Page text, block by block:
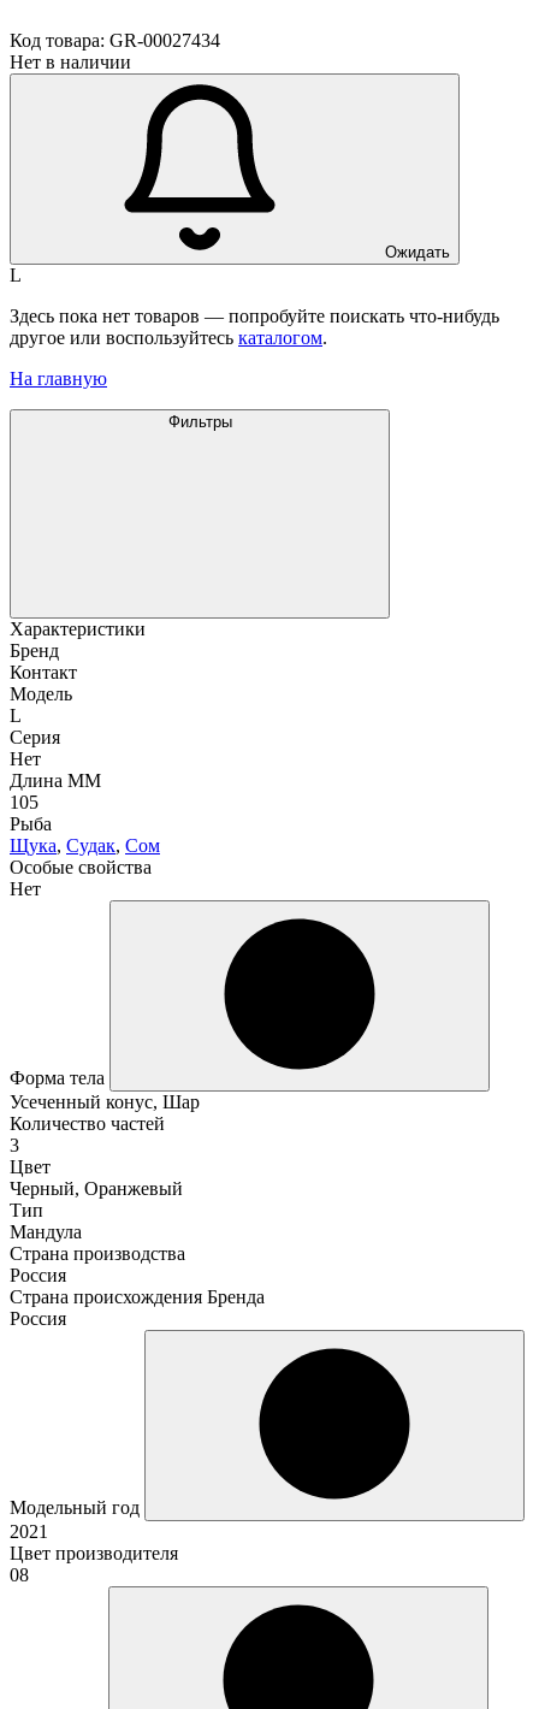
Код товара: GR-00027434
Нет в наличии
Ожидать
L
Здесь пока нет товаров — попробуйте поискать что-нибудь
другое или воспользуйтесь каталогом.
На главную
Фильтры
Характеристики
Бренд
Контакт
Модель
L
Серия
Нет
Длина ММ
105
Рыба
Щука, Судак, Сом
Особые свойства
Нет
Форма тела
Усеченный конус, Шар
Количество частей
3
Цвет
Черный, Оранжевый
Тип
Мандула
Страна производства
Россия
Страна происхождения Бренда
Россия
Модельный год
2021
Цвет производителя
08